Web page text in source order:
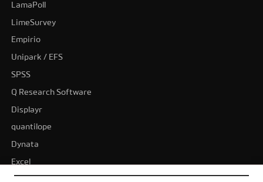
LamaPoll
LimeSurvey
Empirio
Unipark / EFS
SPSS
Q Research Software
Displayr
quantilope
Dynata
Excel